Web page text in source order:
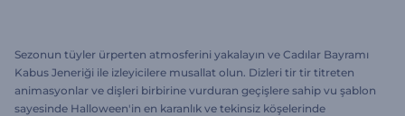
Sezonun tüyler ürperten atmosferini yakalayın ve Cadılar Bayramı
Kabus Jeneriği ile izleyicilere musallat olun. Dizleri tir tir titreten
animasyonlar ve dişleri birbirine vurduran geçişlere sahip vu şablon
sayesinde Halloween'in en karanlık ve tekinsiz köşelerinde